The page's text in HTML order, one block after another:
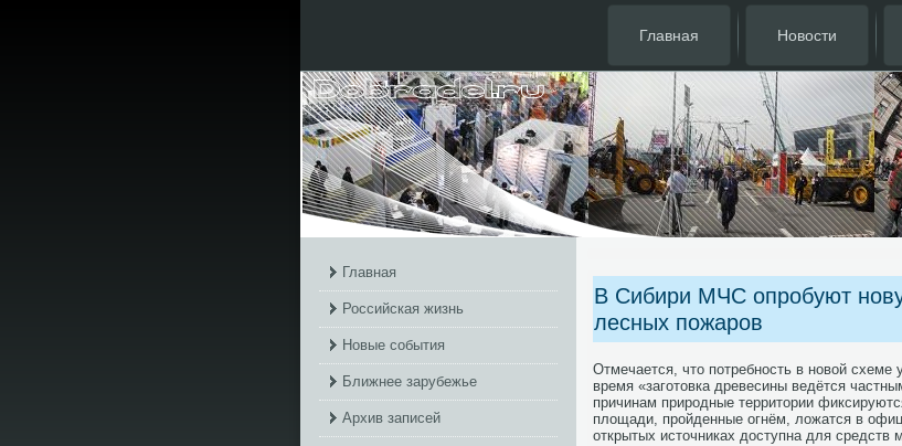
Главная Новости
Главная
Российская жизнь
Новые события
Ближнее зарубежье
Архив записей
В Сибири МЧС опробуют
лесных пожаров
Отмечается, что потребность в новой схеме
время «заготовка древесины ведётся
причинам природные территории
площади, пройденные огнём, ложатся в
открытых источниках доступна для средств